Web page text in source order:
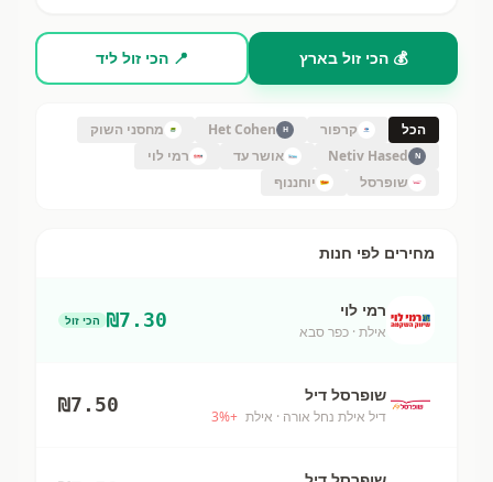
💰 הכי זול בארץ 📍 הכי זול ליד
הכל קרפור H
Het Cohen מחסני השוק
N
Netiv Hased אושר עד
רמי לוי
שופרסל
יוחננוף
מחירים לפי חנות
רמי לוי
אילת · כפר סבא
₪7.30 הכי זול
שופרסל דיל
דיל אילת נחל אורה · אילת +
3%
₪7.50